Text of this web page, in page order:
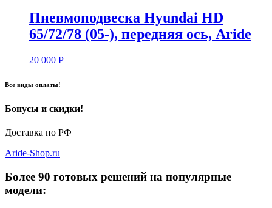
Пневмоподвеска Hyundai HD
65/72/78 (05-), передняя ось, Aride
20 000 Р
Все виды оплаты!
Бонусы и скидки!
Доставка по РФ
Aride-Shop.ru
Более 90 готовых решений на популярные
модели: